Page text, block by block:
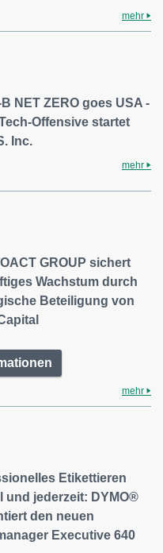
mehr
NET ZERO goes USA -
Offensive startet
Inc.
mehr
GROUP sichert
Wachstum durch
Beteiligung von
mehr
Etikettieren
und jederzeit: DYMO®
den neuen
Executive 640